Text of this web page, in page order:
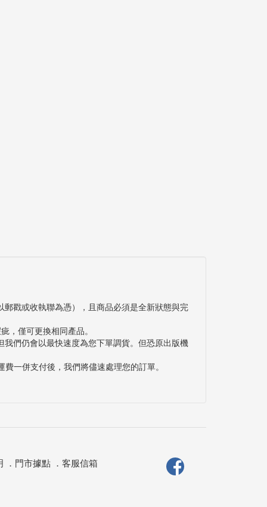
戳或收執聯為憑），且商品必須是全新狀態與完
，僅可更換相同產品。
們仍會以最快速度為您下單調貨。但恐原出版機
一併支付後，我們將儘速處理您的訂單。
． 門市據點． 客服信箱